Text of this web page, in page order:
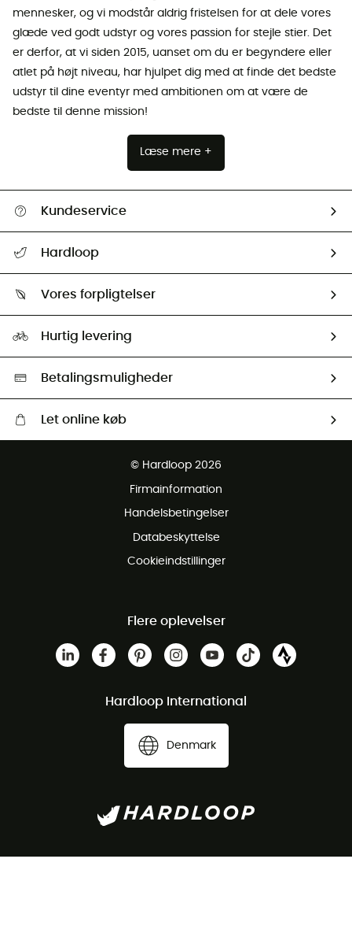
mennesker, og vi modstår aldrig fristelsen for at dele vores
glæde ved godt udstyr og vores passion for stejle stier. Det
er derfor, at vi siden 2015, uanset om du er begyndere eller
atlet på højt niveau, har hjulpet dig med at finde det bedste
udstyr til dine eventyr med ambitionen om at være de
bedste til denne mission!
Læse mere +
Kundeservice
Returnering & Tilbagebetaling
Hardloop
Our ambassadors
Vores forpligtelser
Second hand
HardGreen Udvalg
Hurtig levering
Betalingsmuligheder
Let online køb
Gratis retur inden for 100 dage
© Hardloop 2026
Firmainformation
Handelsbetingelser
Databeskyttelse
Cookieindstillinger
Flere oplevelser
Hardloop International
Denmark